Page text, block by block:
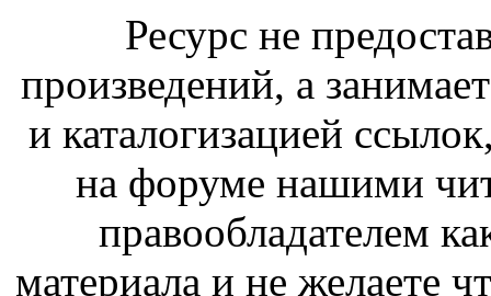
Ресурс не
произведений, а
и каталогизацией
на форуме нашими
правообладателем
материала и не желаете